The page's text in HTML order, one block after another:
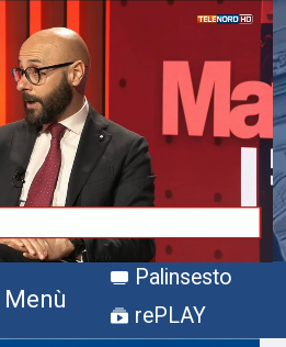
Menù
Palinsesto
rePLAY